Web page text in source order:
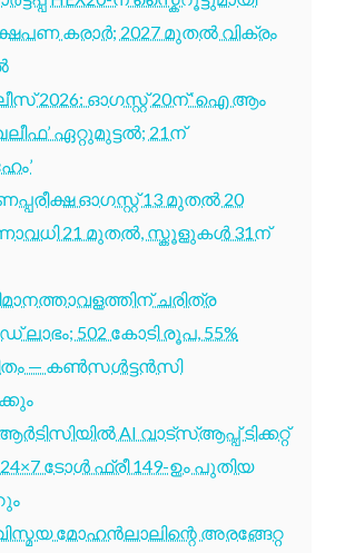
കരാർ; 2027 മുതൽ വിക്രം
2026: ഓഗസ്റ്റ് 20ന് ‘ഐ ആം
ഏറ്റുമുട്ടൽ; 21ന്
ഓഗസ്റ്റ് 13 മുതൽ 20
21 മുതൽ, സ്കൂളുകൾ 31ന്
ചരിത്ര
ലാഭം; 502 കോടി രൂപ, 55%
— കൺസൾട്ടൻസി
AI വാട്സ്ആപ്പ് ടിക്കറ്റ്
ടോൾ ഫ്രീ 149-ഉം പുതിയ
മോഹൻലാലിന്റെ അരങ്ങേറ്റ